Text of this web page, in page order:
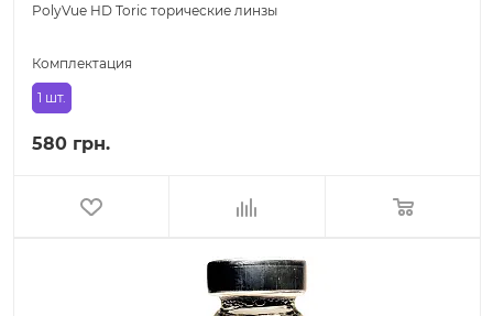
PolyVue HD Toric торические линзы
Комплектация
1 шт.
580 грн.